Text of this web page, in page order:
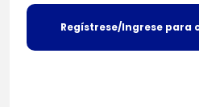
Regístrese/Ingrese para